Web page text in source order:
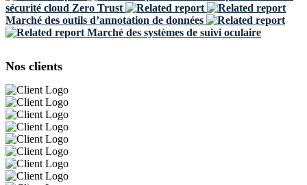
sécurité cloud Zero Trust
Marché des outils d’annotation de données
Marché des systèmes de suivi oculaire
Nos clients